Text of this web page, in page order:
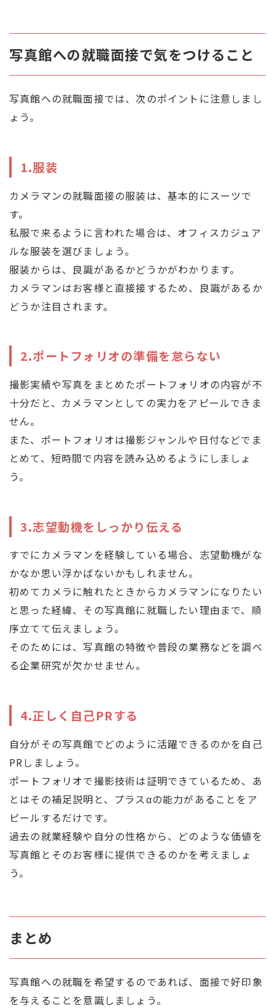
写真館への就職面接で気をつけること
写真館への就職面接では、次のポイントに注意しまし
ょう。
1.服装
カメラマンの就職面接の服装は、基本的にスーツで
す。
私服で来るように言われた場合は、オフィスカジュア
ルな服装を選びましょう。
服装からは、良識があるかどうかがわかります。
カメラマンはお客様と直接接するため、良識があるか
どうか注目されます。
2.ポートフォリオの準備を怠らない
撮影実績や写真をまとめたポートフォリオの内容が不
十分だと、カメラマンとしての実力をアピールできま
せん。
また、ポートフォリオは撮影ジャンルや日付などでま
とめて、短時間で内容を読み込めるようにしましょ
う。
3.志望動機をしっかり伝える
すでにカメラマンを経験している場合、志望動機がな
かなか思い浮かばないかもしれません。
初めてカメラに触れたときからカメラマンになりたい
と思った経緯、その写真館に就職したい理由まで、順
序立てて伝えましょう。
そのためには、写真館の特徴や普段の業務などを調べ
る企業研究が欠かせません。
4.正しく自己PRする
自分がその写真館でどのように活躍できるのかを自己
PRしましょう。
ポートフォリオで撮影技術は証明できているため、あ
とはその補足説明と、プラスαの能力があることをア
ピールするだけです。
過去の就業経験や自分の性格から、どのような価値を
写真館とそのお客様に提供できるのかを考えましょ
う。
まとめ
写真館への就職を希望するのであれば、面接で好印象
を与えることを意識しましょう。